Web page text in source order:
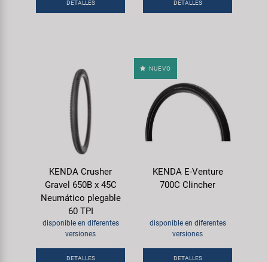
DETALLES DETALLES
KENDA Crusher
Gravel 650B x 45C
Neumático plegable
60 TPI
disponible en diferentes
versiones
DETALLES
NUEVO
KENDA E-Venture
700C Clincher
disponible en diferentes
versiones
DETALLES